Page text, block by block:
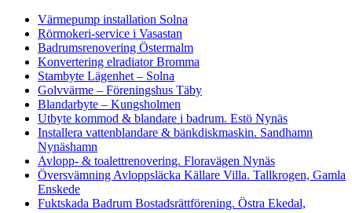
Värmepump installation Solna
Rörmokeri-service i Vasastan
Badrumsrenovering Östermalm
Konvertering elradiator Bromma
Stambyte Lägenhet – Solna
Golvvärme – Föreningshus Täby
Blandarbyte – Kungsholmen
Utbyte kommod & blandare i badrum. Estö Nynäs
Installera vattenblandare & bänkdiskmaskin. Sandhamn
Nynäshamn
Avlopp- & toalettrenovering. Floravägen Nynäs
Översvämning Avloppsläcka Källare Villa. Tallkrogen, Gamla
Enskede
Fuktskada Badrum Bostadsrättförening. Östra Ekedal,